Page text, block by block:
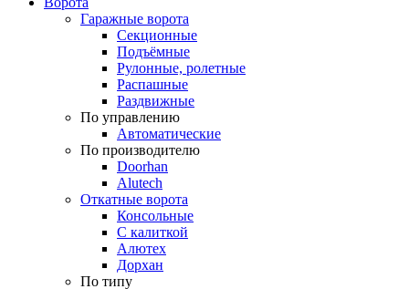
Гаражные ворота
Секционные
Подъёмные
Рулонные, ролетные
Распашные
Раздвижные
По управлению
Автоматические
По производителю
Doorhan
Alutech
Откатные ворота
Консольные
С калиткой
Алютех
Дорхан
По типу